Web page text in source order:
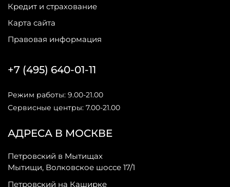
Кредит и страхование
Карта сайта
Правовая информация
АДРЕСА В МОСКВЕ
Петровский в Мытищах
Мытищи, Волковское шоссе 17/1
Петровский на Каширке
+7 (495) 640-01-11
Режим работы: 9.00-21.00
Сервисные центры: 7.00-21.00